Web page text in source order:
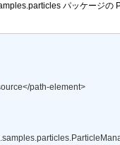
パッケージの
path-element>